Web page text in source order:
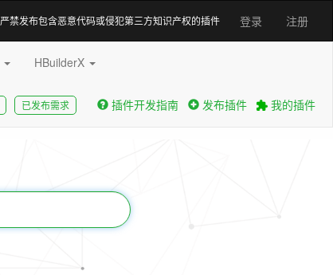
登录 注册
严禁发布包含恶意代码或侵犯第三方知识产权的插件
HBuilderX
已发布需求 插件开发指南 发布插件 我的插件